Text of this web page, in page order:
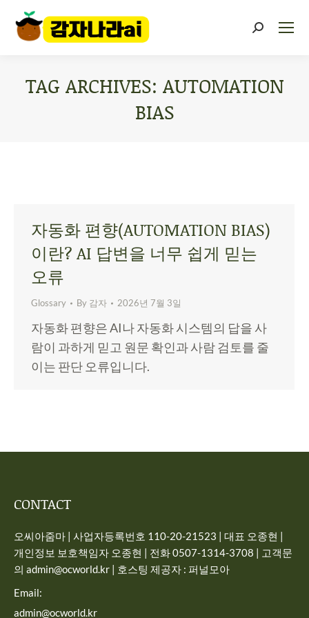
TAG ARCHIVES: AUTOMATION
BIAS
자동화 편향(AUTOMATION BIAS)
이란? AI 답변을 너무 쉽게 믿는
오류
Glossary By 감자 2026년 7월 3일
자동화 편향은 AI나 자동화 시스템의 답을 사
람이 과하게 믿고 원문 확인과 사람 검토를 줄
이는 판단 오류입니다.
CONTACT
오씨아줌마 | 사업자등록번호 110-20-21523 | 대표 오종현 |
개인정보 보호책임자 오종현 | 전화 0507-1314-3708 | 고객문
의 admin@ocworld.kr | 호스팅 제공자 : 퍼널모아
Email:
admin@ocworld.kr